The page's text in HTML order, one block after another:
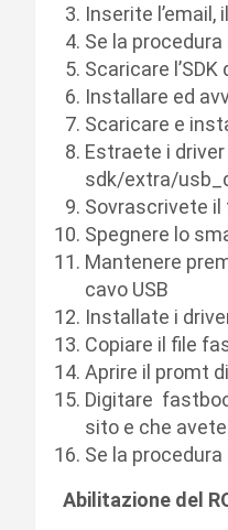
Inserite
Se la
Scaricare
Installare ed
Scaricare e
Estraete i
sdk/extra/
Sovrascrivete il
Spegnere lo
Mantenere
cavo USB
Installate i
Copiare il file
Aprire il promt
Digitare
sito e che
Se la
Abilitazione del